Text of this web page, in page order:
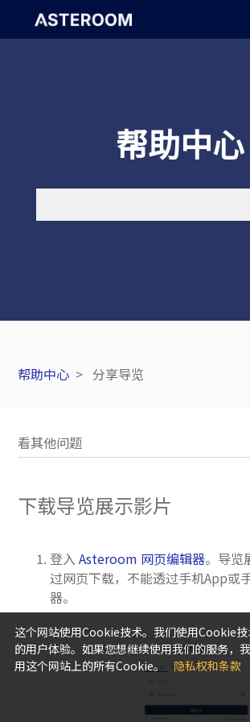
帮助中心
帮助中心 分享导览
看其他问题
下载导览展示影片
登入Asteroom 网页编辑器。导览
过网页下载，不能透过手机App或
器。
这个网站使用Cookie技术。我们使用Cookie
的用户体验。如果您想继续使用我们的服务，
用这个网站上的所有Cookie。
隐私权和条款